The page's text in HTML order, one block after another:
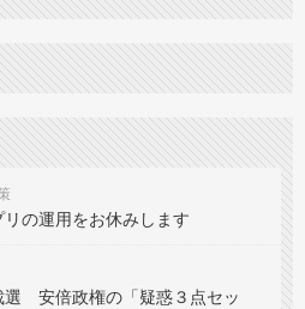
リの運用をお休みします
選 安倍政権の「疑惑３点セッ